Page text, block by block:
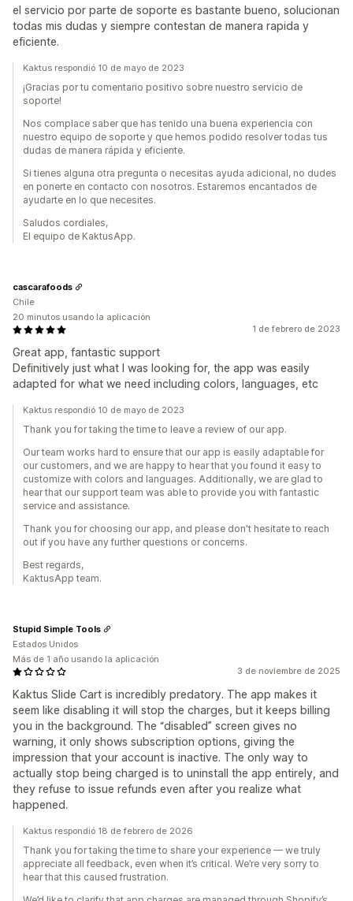
el servicio por parte de soporte es bastante bueno, solucionan
todas mis dudas y siempre contestan de manera rapida y
eficiente.
Kaktus respondió 10 de mayo de 2023
¡Gracias por tu comentario positivo sobre nuestro servicio de
soporte!
Nos complace saber que has tenido una buena experiencia con
nuestro equipo de soporte y que hemos podido resolver todas tus
dudas de manera rápida y eficiente.
Si tienes alguna otra pregunta o necesitas ayuda adicional, no dudes
en ponerte en contacto con nosotros. Estaremos encantados de
ayudarte en lo que necesites.
Saludos cordiales,
El equipo de KaktusApp.
1 de febrero de 2023
Great app, fantastic support
Definitively just what I was looking for, the app was easily
adapted for what we need including colors, languages, etc
cascarafoods
Chile
20 minutos usando la aplicación
Kaktus respondió 10 de mayo de 2023
Thank you for taking the time to leave a review of our app.
Our team works hard to ensure that our app is easily adaptable for
our customers, and we are happy to hear that you found it easy to
customize with colors and languages. Additionally, we are glad to
hear that our support team was able to provide you with fantastic
service and assistance.
Thank you for choosing our app, and please don't hesitate to reach
out if you have any further questions or concerns.
Best regards,
KaktusApp team.
3 de noviembre de 2025
Kaktus Slide Cart is incredibly predatory. The app makes it
seem like disabling it will stop the charges, but it keeps billing
you in the background. The “disabled” screen gives no
warning, it only shows subscription options, giving the
impression that your account is inactive. The only way to
actually stop being charged is to uninstall the app entirely, and
they refuse to issue refunds even after you realize what
happened.
Stupid Simple Tools
Estados Unidos
Más de 1 año usando la aplicación
Kaktus respondió 18 de febrero de 2026
Thank you for taking the time to share your experience — we truly
appreciate all feedback, even when it’s critical. We’re very sorry to
hear that this caused frustration.